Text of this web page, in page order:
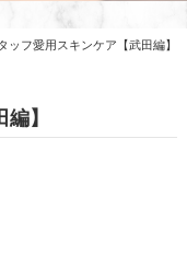
ッフ愛用スキンケア【武田編】
】